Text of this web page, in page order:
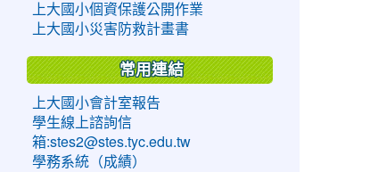
上大國小個資保護公開作業
上大國小災害防救計畫書
常用連結
上大國小會計室報告
學生線上諮詢信
箱:stes2@stes.tyc.edu.tw
學務系統（成績）